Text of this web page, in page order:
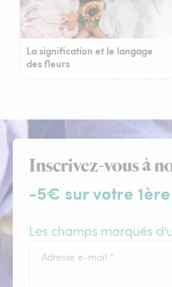
La signification et le langage
des fleurs
Inscrivez-vous à
-5€ sur votre
Les champs marqués
Adresse e-mail *